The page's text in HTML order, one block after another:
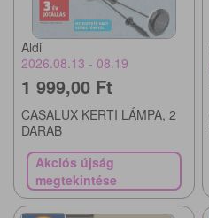
Aldi
2026.08.13 - 08.19
1 999,00 Ft
CASALUX KERTI LÁMPA, 2
DARAB
Akciós újság
megtekintése